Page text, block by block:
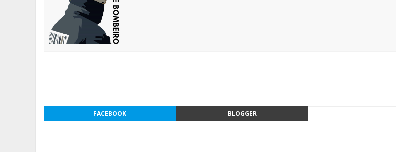
FACEBOOK BLOGGER